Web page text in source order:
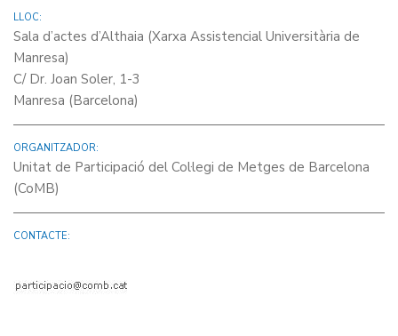
LLOC:
Sala d’actes d’Althaia (Xarxa Assistencial Universitària de
Manresa)
C/ Dr. Joan Soler, 1-3
Manresa (Barcelona)
ORGANITZADOR:
Unitat de Participació del Col·legi de Metges de Barcelona
(CoMB)
CONTACTE: